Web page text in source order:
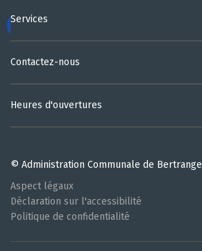
Services
Contactez-nous
Heures d'ouvertures
© Administration Communale de Bertrange
Aspect légaux
Déclaration sur l'accessibilité
Politique de confidentialité